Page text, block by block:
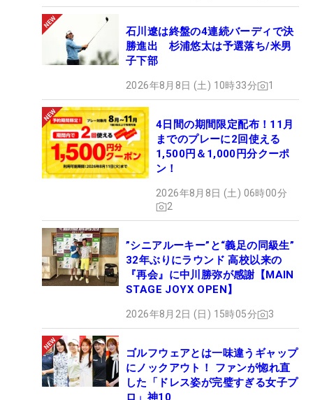
石川遼は終盤の4連続バーディで決
勝進出 杉浦悠太は予選落ち/米男
子下部
2026年8月8日 (土) 10時33分 1
4日間の期間限定配布！11月
までのプレーに2回使える
1,500円＆1,000円分クーポ
ン！
2026年8月8日 (土) 06時00分
2
”シニアルーキー”と“義足の同級生”
32年ぶりにラウンド 高校以来の
『再会』に中川勝弥が感謝【MAIN
STAGE JOYX OPEN】
2026年8月2日 (日) 15時05分 3
ゴルフウェアとは一味違うギャップ
にノックアウト！ ファンが惚れ直
した「ドレス姿が完璧すぎる女子プ
ロ」神10